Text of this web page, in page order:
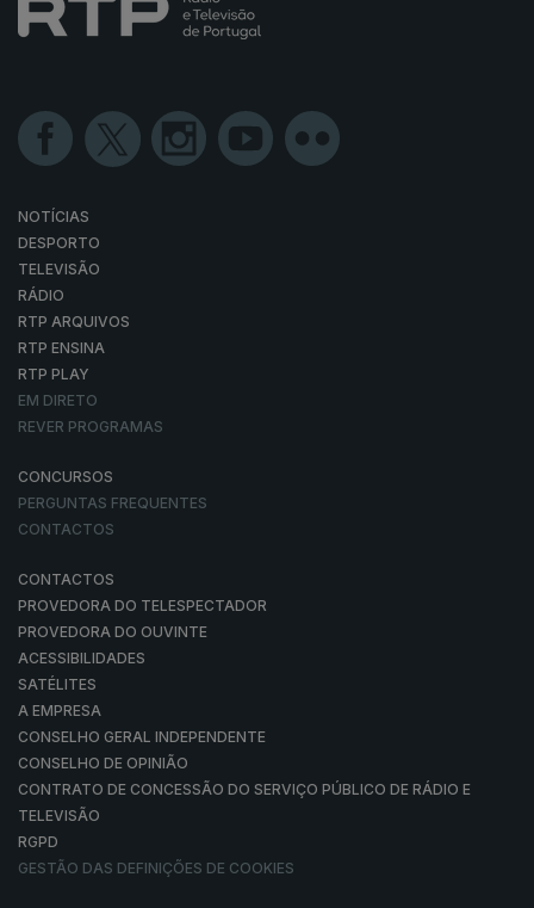
NOTÍCIAS
DESPORTO
TELEVISÃO
RÁDIO
RTP ARQUIVOS
RTP ENSINA
RTP PLAY
EM DIRETO
REVER PROGRAMAS
CONCURSOS
PERGUNTAS FREQUENTES
CONTACTOS
CONTACTOS
PROVEDORA DO TELESPECTADOR
PROVEDORA DO OUVINTE
ACESSIBILIDADES
SATÉLITES
A EMPRESA
CONSELHO GERAL INDEPENDENTE
CONSELHO DE OPINIÃO
CONTRATO DE CONCESSÃO DO SERVIÇO PÚBLICO DE RÁDIO E
TELEVISÃO
RGPD
GESTÃO DAS DEFINIÇÕES DE COOKIES